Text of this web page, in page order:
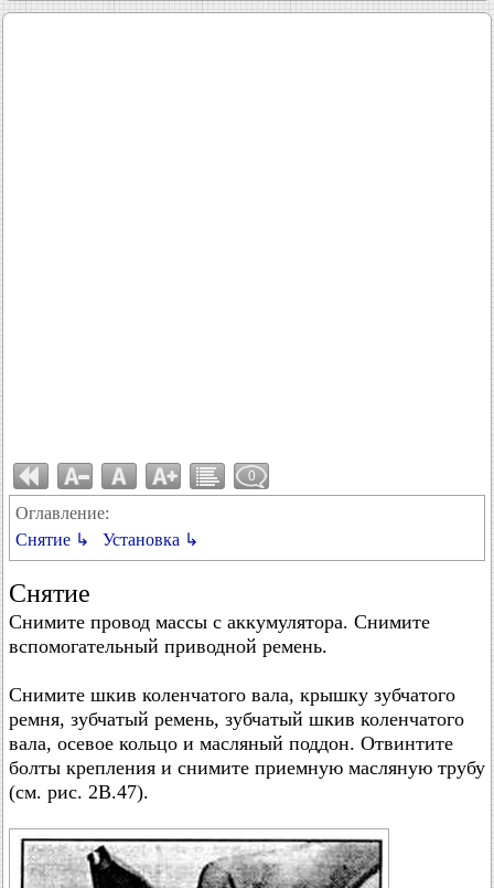
0
Оглавление:
Снятие ↳
Установка ↳
Снятие
Снимите провод массы с аккумулятора. Снимите
вспомогательный приводной ремень.
Снимите шкив коленчатого вала, крышку зубчатого
ремня, зубчатый ремень, зубчатый шкив коленчатого
вала, осевое кольцо и масляный поддон. Отвинтите
болты крепления и снимите приемную масляную трубу
(см. рис. 2В.47).